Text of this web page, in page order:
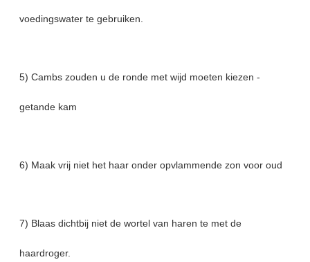
voedingswater te gebruiken.
5) Cambs zouden u de ronde met wijd moeten kiezen -
getande kam
6) Maak vrij niet het haar onder opvlammende zon voor oud
7) Blaas dichtbij niet de wortel van haren te met de
haardroger.